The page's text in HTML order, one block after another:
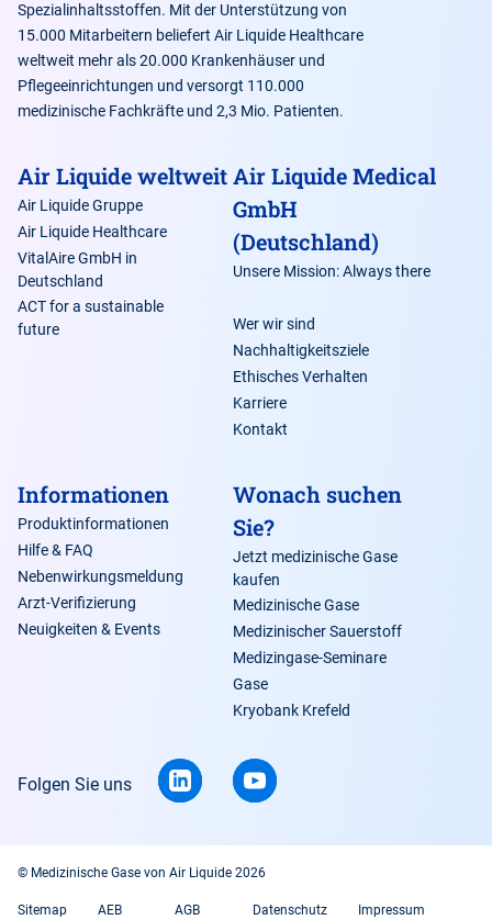
Spezialinhaltsstoffen. Mit der Unterstützung von
15.000 Mitarbeitern beliefert Air Liquide Healthcare
weltweit mehr als 20.000 Krankenhäuser und
Pflegeeinrichtungen und versorgt 110.000
medizinische Fachkräfte und 2,3 Mio. Patienten.
Air Liquide weltweit
Air Liquide Gruppe
Air Liquide Healthcare
VitalAire GmbH in
Deutschland
ACT for a sustainable
future
Air Liquide Medical
GmbH
(Deutschland)
Unsere Mission: Always there
Wer wir sind
Nachhaltigkeitsziele
Ethisches Verhalten
Karriere
Kontakt
Informationen
Produktinformationen
Hilfe & FAQ
Nebenwirkungsmeldung
Arzt-Verifizierung
Neuigkeiten & Events
Wonach suchen
Sie?
Jetzt medizinische Gase
kaufen
Medizinische Gase
Medizinischer Sauerstoff
Medizingase-Seminare
Gase
Kryobank Krefeld
Folgen Sie uns
© Medizinische Gase von Air Liquide 2026
Sitemap AEB AGB Datenschutz Impressum